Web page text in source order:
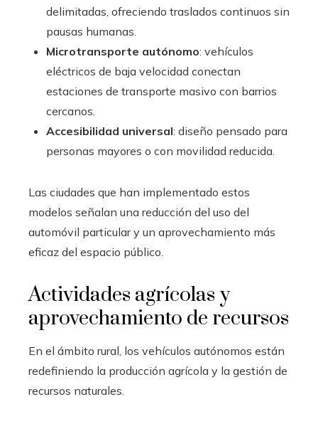
delimitadas, ofreciendo traslados continuos sin
pausas humanas.
Microtransporte autónomo: vehículos
eléctricos de baja velocidad conectan
estaciones de transporte masivo con barrios
cercanos.
Accesibilidad universal: diseño pensado para
personas mayores o con movilidad reducida.
Las ciudades que han implementado estos
modelos señalan una reducción del uso del
automóvil particular y un aprovechamiento más
eficaz del espacio público.
Actividades agrícolas y
aprovechamiento de recursos
En el ámbito rural, los vehículos autónomos están
redefiniendo la producción agrícola y la gestión de
recursos naturales.